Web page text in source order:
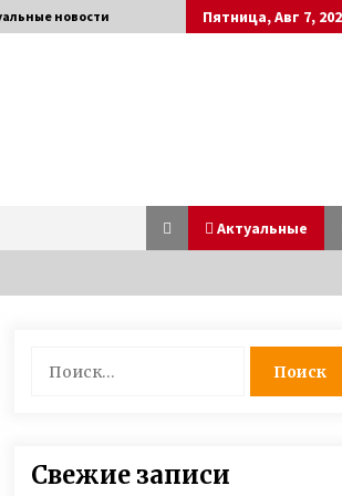
новости Пятница, Авг 7,
Актуальные
владелец Владимир Васильев
которую облил кислотой ухажер,
Свежие записи